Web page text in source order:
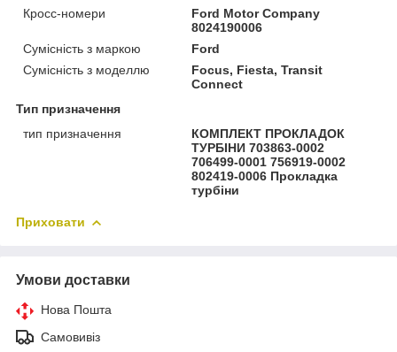
Кросс-номери
Ford Motor Company
8024190006
Сумісність з маркою
Ford
Сумісність з моделлю
Focus, Fiesta, Transit
Connect
Тип призначення
тип призначення
КОМПЛЕКТ ПРОКЛАДОК
ТУРБІНИ 703863-0002
706499-0001 756919-0002
802419-0006 Прокладка
турбіни
Приховати
Умови доставки
Нова Пошта
Самовивіз